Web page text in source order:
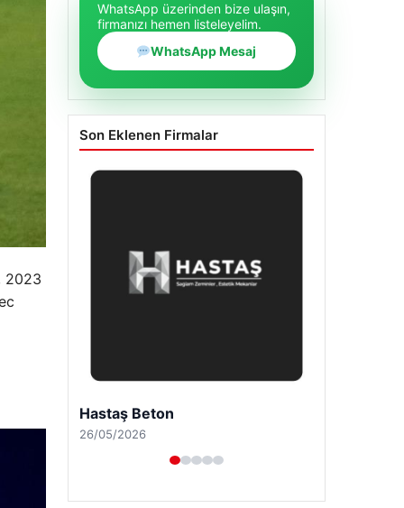
2023
WhatsApp üzerinden bize ulaşın,
firmanızı hemen listeleyelim.
WhatsApp Mesaj
Son Eklenen Firmalar
Enes Kaplan Avukatlık Bürosu
28/04/2026